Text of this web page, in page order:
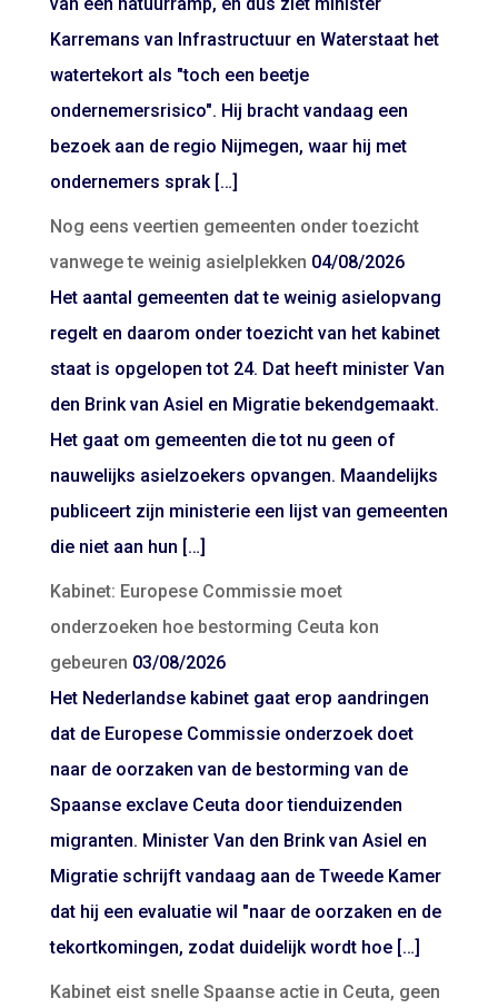
Karremans van Infrastructuur en Waterstaat het
watertekort als "toch een beetje
ondernemersrisico". Hij bracht vandaag een
bezoek aan de regio Nijmegen, waar hij met
ondernemers sprak […]
Nog eens veertien gemeenten onder toezicht
vanwege te weinig asielplekken 04/08/2026
Het aantal gemeenten dat te weinig asielopvang
regelt en daarom onder toezicht van het kabinet
staat is opgelopen tot 24. Dat heeft minister Van
den Brink van Asiel en Migratie bekendgemaakt.
Het gaat om gemeenten die tot nu geen of
nauwelijks asielzoekers opvangen. Maandelijks
publiceert zijn ministerie een lijst van gemeenten
die niet aan hun […]
Kabinet: Europese Commissie moet
onderzoeken hoe bestorming Ceuta kon
gebeuren 03/08/2026
Het Nederlandse kabinet gaat erop aandringen
dat de Europese Commissie onderzoek doet
naar de oorzaken van de bestorming van de
Spaanse exclave Ceuta door tienduizenden
migranten. Minister Van den Brink van Asiel en
Migratie schrijft vandaag aan de Tweede Kamer
dat hij een evaluatie wil "naar de oorzaken en de
tekortkomingen, zodat duidelijk wordt hoe […]
Kabinet eist snelle Spaanse actie in Ceuta, geen